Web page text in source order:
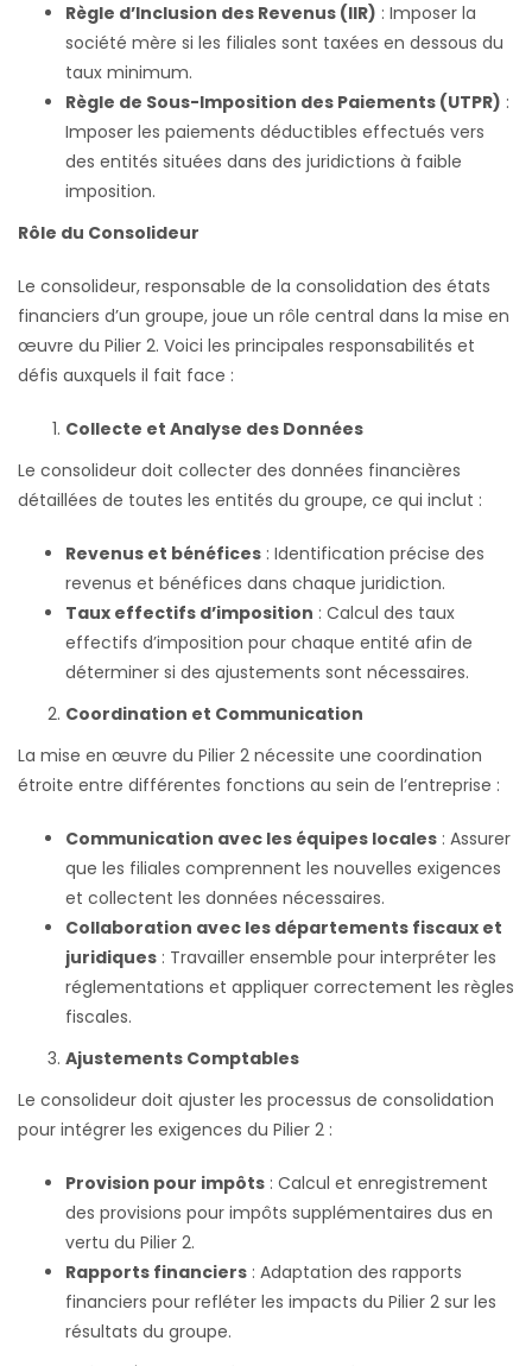
Règle d’Inclusion des Revenus (IIR) : Imposer la
société mère si les filiales sont taxées en dessous du
taux minimum.
Règle de Sous-Imposition des Paiements (UTPR) :
Imposer les paiements déductibles effectués vers
des entités situées dans des juridictions à faible
imposition.
Rôle du Consolideur
Le consolideur, responsable de la consolidation des états
financiers d’un groupe, joue un rôle central dans la mise en
œuvre du Pilier 2. Voici les principales responsabilités et
défis auxquels il fait face :
Collecte et Analyse des Données
Le consolideur doit collecter des données financières
détaillées de toutes les entités du groupe, ce qui inclut :
Revenus et bénéfices : Identification précise des
revenus et bénéfices dans chaque juridiction.
Taux effectifs d’imposition : Calcul des taux
effectifs d’imposition pour chaque entité afin de
déterminer si des ajustements sont nécessaires.
Coordination et Communication
La mise en œuvre du Pilier 2 nécessite une coordination
étroite entre différentes fonctions au sein de l’entreprise :
Communication avec les équipes locales : Assurer
que les filiales comprennent les nouvelles exigences
et collectent les données nécessaires.
Collaboration avec les départements fiscaux et
juridiques : Travailler ensemble pour interpréter les
réglementations et appliquer correctement les règles
fiscales.
Ajustements Comptables
Le consolideur doit ajuster les processus de consolidation
pour intégrer les exigences du Pilier 2 :
Provision pour impôts : Calcul et enregistrement
des provisions pour impôts supplémentaires dus en
vertu du Pilier 2.
Rapports financiers : Adaptation des rapports
financiers pour refléter les impacts du Pilier 2 sur les
résultats du groupe.